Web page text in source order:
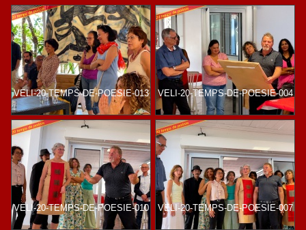
VELI-20-TEMPS-DE-POESIE-013 VELI-20-TEMPS-DE-POESIE-004
VELI-20-TEMPS-DE-POESIE-010 VELI-20-TEMPS-DE-POESIE-007